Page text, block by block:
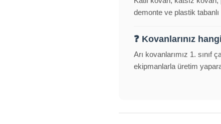
demonte ve plastik
❓ Kovanlarınız
Arı kovanlarımız 1.
ekipmanlarla üretim